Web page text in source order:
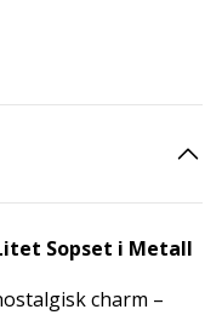
Sopset i Metall
charm –